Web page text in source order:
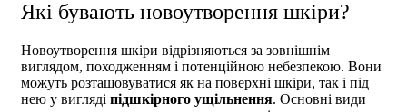
Які бувають новоутворення шкіри?
Новоутворення шкіри відрізняються за зовнішнім
виглядом, походженням і потенційною небезпекою. Вони
можуть розташовуватися як на поверхні шкіри, так і під
нею у вигляді підшкірного ущільнення. Основні види